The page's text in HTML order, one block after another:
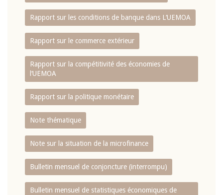
Rapport sur les conditions de banque dans L‘UEMOA
Rapport sur le commerce extérieur
Rapport sur la compétitivité des économies de
l‘UEMOA
Rapport sur la politique monétaire
Note thématique
Note sur la situation de la microfinance
Bulletin mensuel de conjoncture (interrompu)
Bulletin mensuel de statistiques économiques de